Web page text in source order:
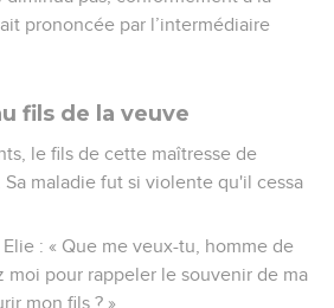
le les premiers, puisque vous êtes
faites appel au nom de votre
leur donna et le préparèrent.
réponds-nous ! » Mais il n'y eut ni voix
sautaient devant l'autel qu'ils avaient
d'eux et dit : « Criez à haute voix !
être en train de penser à quelque